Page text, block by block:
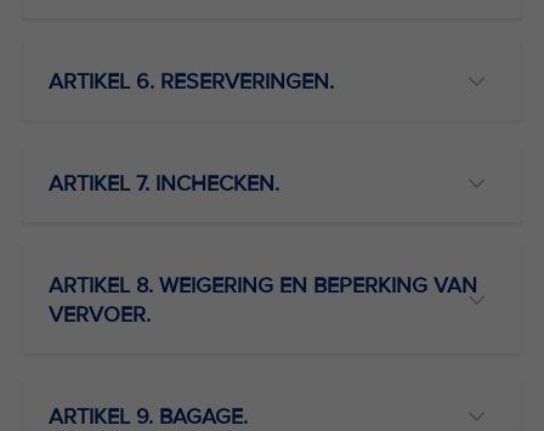
ARTIKEL 6. RESERVERINGEN.
ARTIKEL 7. INCHECKEN.
ARTIKEL 8. WEIGERING EN BEPERKING VAN
VERVOER.
ARTIKEL 9. BAGAGE.